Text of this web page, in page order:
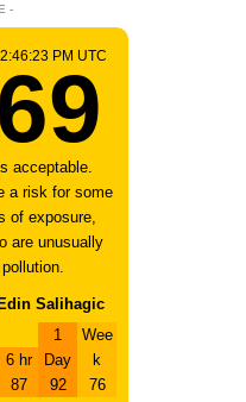
-
PM UTC
69
acceptable.
a risk for some
of exposure,
are unusually
Salihagic
6 hr
87
1
Day
92
Wee
k
76